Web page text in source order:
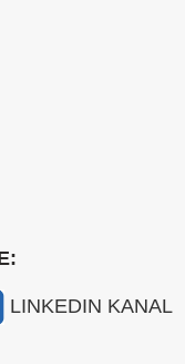
LINKEDIN KANAL